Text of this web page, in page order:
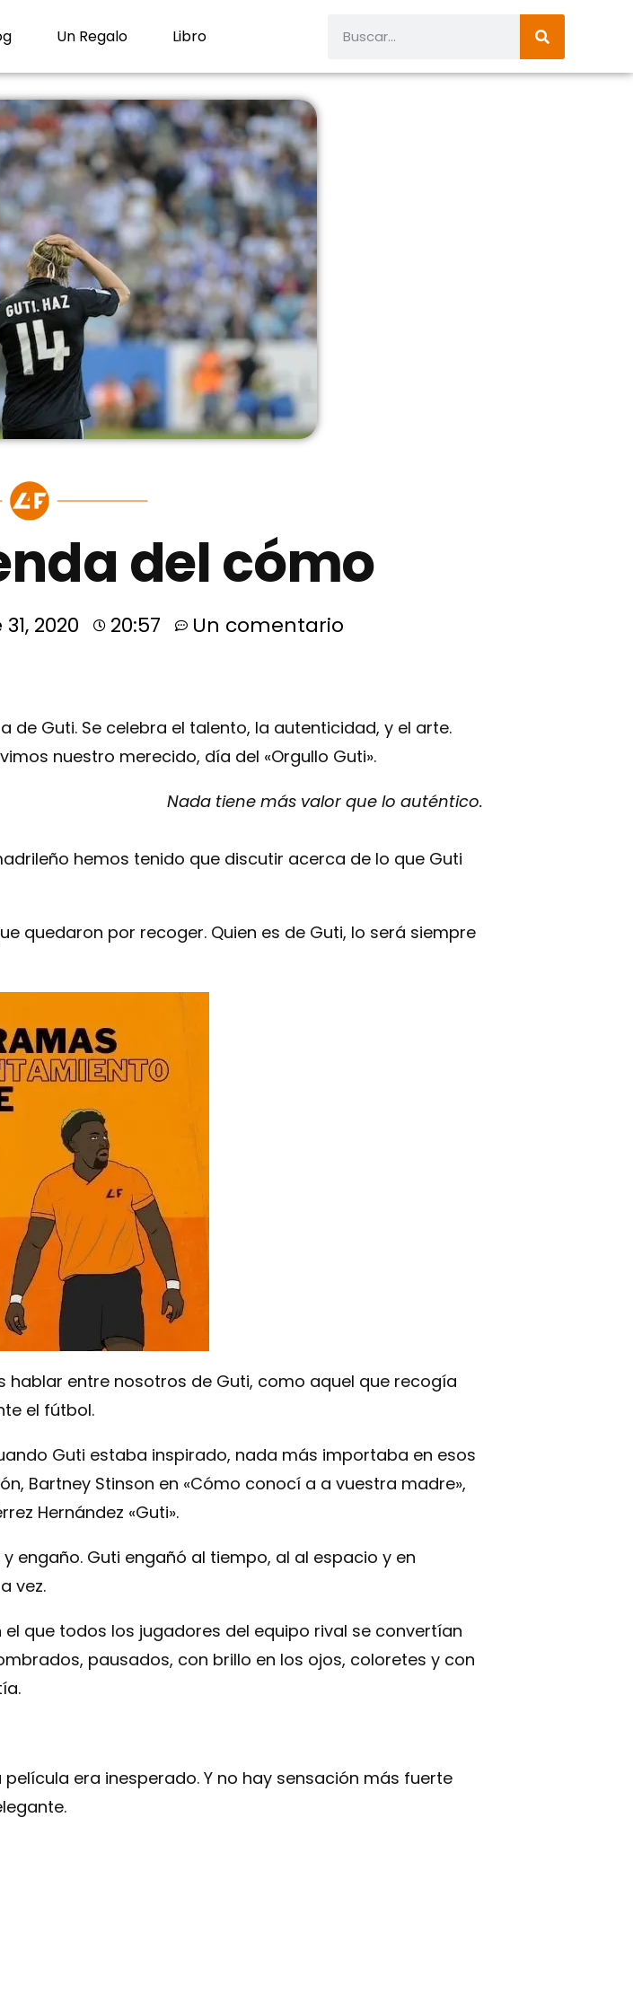
Un Regalo Libro
del cómo
2020 20:57 Un comentario
de Guti. Se celebra el talento, la autenticidad, y el arte.
nuestro merecido, día del «Orgullo Guti».
Nada tiene más valor que lo auténtico.
hemos tenido que discutir acerca de lo que Guti
quedaron por recoger. Quien es de Guti, lo será siempre
entre nosotros de Guti, como aquel que recogía
el fútbol.
Guti estaba inspirado, nada más importaba en esos
Bartney Stinson en «Cómo conocí a a vuestra madre»,
Hernández «Guti».
engaño. Guti engañó al tiempo, al al espacio y en
vez.
que todos los jugadores del equipo rival se convertían
pausados, con brillo en los ojos, coloretes y con
era inesperado. Y no hay sensación más fuerte